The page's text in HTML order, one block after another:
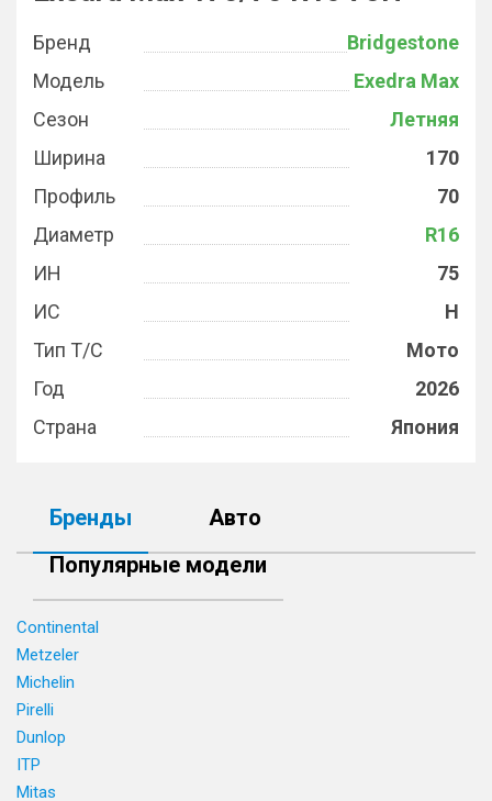
Бренд
Bridgestone
Модель
Exedra Max
Сезон
Летняя
Ширина
170
Профиль
70
Диаметр
R16
ИН
75
ИС
H
Тип Т/С
Мото
Год
2026
Страна
Япония
Бренды
Авто
Популярные модели
Continental
Metzeler
Michelin
Pirelli
Dunlop
ITP
Mitas